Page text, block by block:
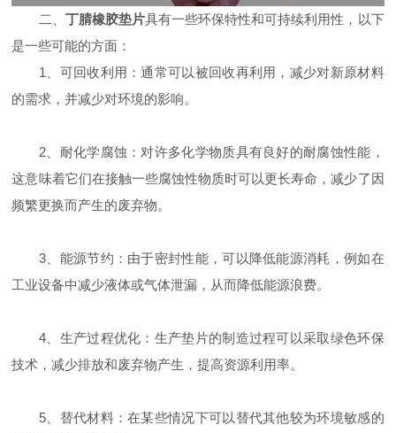
二、 丁腈橡胶垫片具有一些环保特性和可持续利用性，以下
是一些可能的方面：
1、可回收利用：通常可以被回收再利用，减少对新原材料
的需求，并减少对环境的影响。
2、耐化学腐蚀：对许多化学物质具有良好的耐腐蚀性能，
这意味着它们在接触一些腐蚀性物质时可以更长寿命，减少了因
频繁更换而产生的废弃物。
3、能源节约：由于密封性能，可以降低能源消耗，例如在
工业设备中减少液体或气体泄漏，从而降低能源浪费。
4、生产过程优化：生产垫片的制造过程可以采取绿色环保
技术，减少排放和废弃物产生，提高资源利用率。
5、替代材料：在某些情况下可以替代其他较为环境敏感的